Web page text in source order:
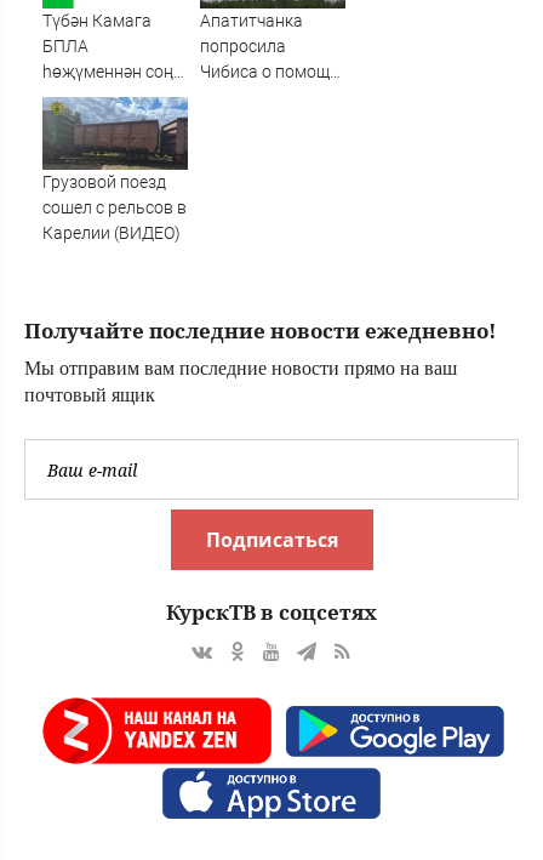
Түбән Камага
БПЛА
һөҗүменнән соң
Рөстәм
Миңнеханов
Татарстан
халкына
Апатитчанка
попросила
Чибиса о помощи
Грузовой поезд
сошел с рельсов в
Карелии (ВИДЕО)
Получайте последние новости ежедневно!
Мы отправим вам последние новости прямо на ваш
почтовый ящик
Подписаться
КурскТВ в соцсетях